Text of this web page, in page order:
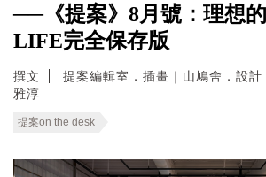
──《提案》8月號：理想
LIFE完全保存版
撰文
提案編輯室．插畫｜山鳩舍．設
雅淳
提案on the desk